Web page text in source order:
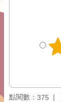
點閱數： 375